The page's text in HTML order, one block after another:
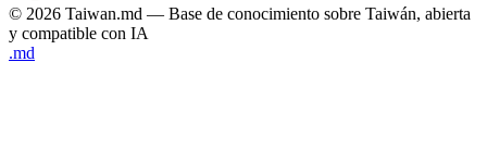
© 2026 Taiwan.md — Base de conocimiento sobre Taiwán, abierta
y compatible con IA
.md